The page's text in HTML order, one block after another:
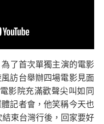
了首次單獨主演的電影
訪台舉辦四場電影見面
影院充滿歡聲尖叫如同
記者會，他笑稱今天也
束台灣行後，回家要好